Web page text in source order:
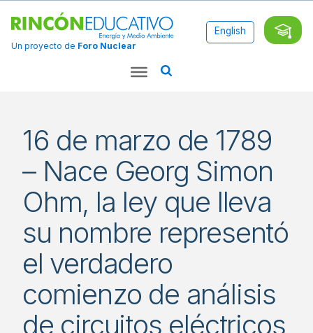
Un proyecto de Foro Nuclear
English
16 de marzo de 1789
– Nace Georg Simon
Ohm, la ley que lleva
su nombre representó
el verdadero
comienzo de análisis
de circuitos eléctricos